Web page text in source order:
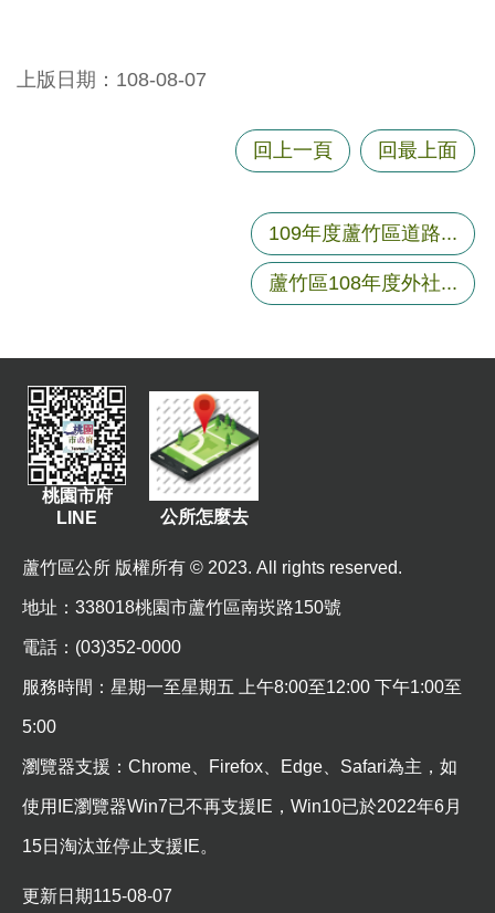
上版日期：108-08-07
回上一頁 回最上面
109年度蘆竹區道路...
蘆竹區108年度外社...
桃園市府
LINE
公所怎麼去
蘆竹區公所 版權所有 © 2023. All rights reserved.
地址 ：338018桃園市蘆竹區南崁路150號
電話：(03)352-0000
服務時間：星期一至星期五 上午8:00至12:00 下午1:00至
5:00
瀏覽器支援：Chrome、Firefox、Edge、Safari為主，如
使用IE瀏覽器Win7已不再支援IE，Win10已於2022年6月
15日淘汰並停止支援IE。
更新日期115-08-07